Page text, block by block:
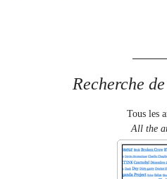
Recherche
Tous les
All the